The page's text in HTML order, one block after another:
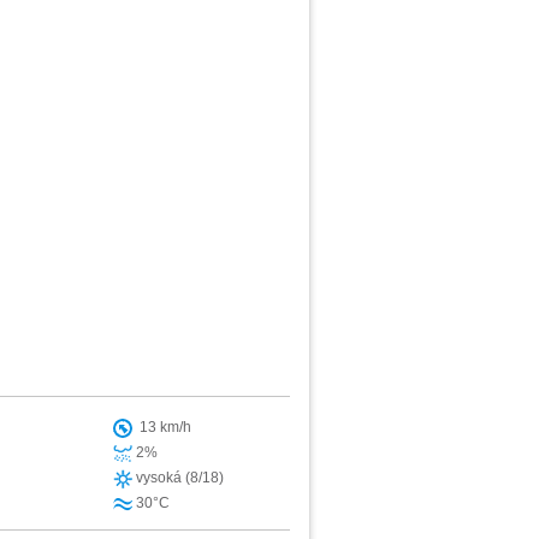
13 km/h
2%
vysoká (8/18)
30°C